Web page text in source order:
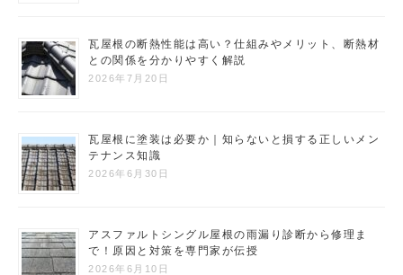
瓦屋根の断熱性能は高い？仕組みやメリット、断熱材
との関係を分かりやすく解説
2026年7月20日
瓦屋根に塗装は必要か｜知らないと損する正しいメン
テナンス知識
2026年6月30日
アスファルトシングル屋根の雨漏り診断から修理ま
で！原因と対策を専門家が伝授
2026年6月10日